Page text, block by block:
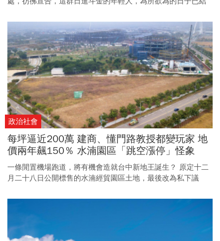
政治社會
每坪逼近200萬 建商、懂門路教授都變玩家 地
價兩年飆150％ 水湳園區「跳空漲停」怪象
一條閒置機場跑道，將有機會造就台中新地王誕生？ 原定十二
月二十八日公開標售的水湳經貿園區土地，最後改為私下議
蜂擁而至？